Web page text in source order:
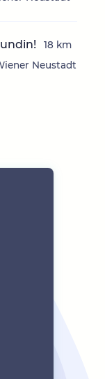
Neustadt
18 km